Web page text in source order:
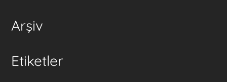
Arşiv
Etiketler